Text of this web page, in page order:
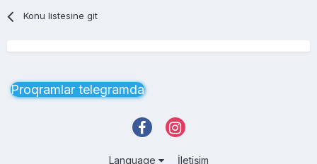
Konu listesine git
Proqramlar telegramda
Language İletişim